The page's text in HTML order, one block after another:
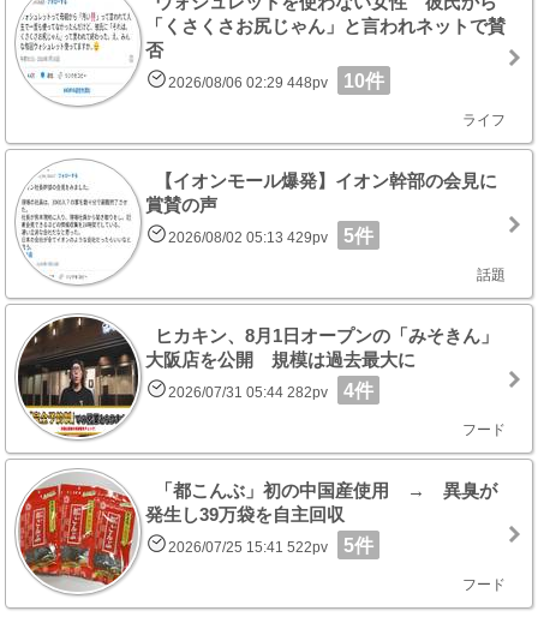
「くさくさお尻じゃん」と言われネットで賛
否
2026/08/06 02:29 448pv 10件
ライフ
【イオンモール爆発】イオン幹部の会見に
賞賛の声
2026/08/02 05:13 429pv 5件
話題
ヒカキン、8月1日オープンの「みそきん」
大阪店を公開 規模は過去最大に
2026/07/31 05:44 282pv 4件
フード
「都こんぶ」初の中国産使用 → 異臭が
発生し39万袋を自主回収
2026/07/25 15:41 522pv 5件
フード